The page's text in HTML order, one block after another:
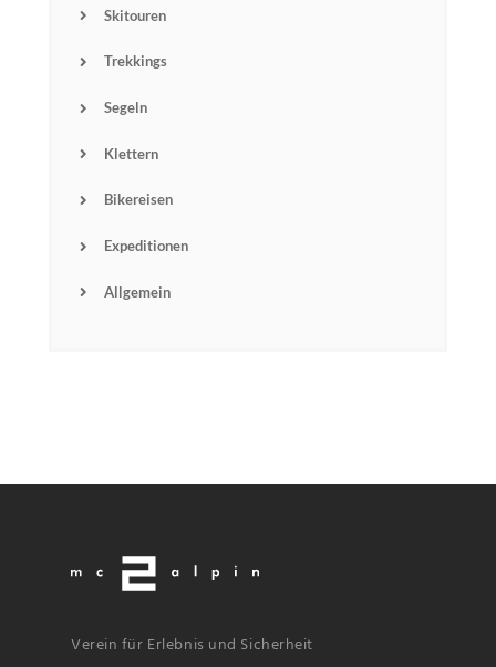
Skitouren
Trekkings
Segeln
Klettern
Bikereisen
Expeditionen
Allgemein
Verein für Erlebnis und Sicherheit